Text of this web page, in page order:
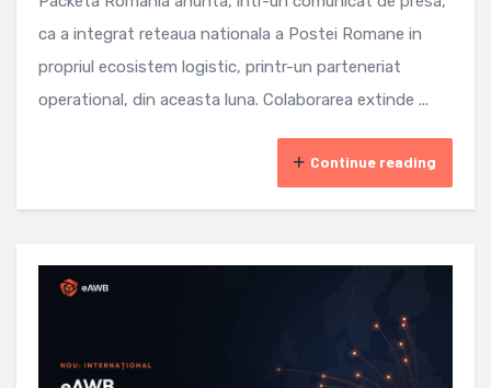
ca a integrat reteaua nationala a Postei Romane in
propriul ecosistem logistic, printr-un parteneriat
operational, din aceasta luna. Colaborarea extinde ...
Continue reading